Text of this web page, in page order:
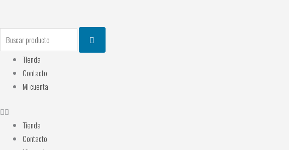
Tienda
Contacto
Mi cuenta
Tienda
Contacto